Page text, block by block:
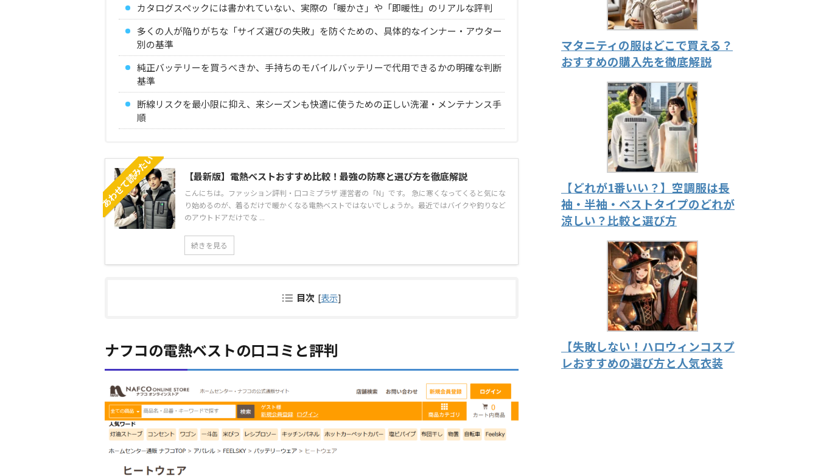
カタログスペックには書かれていない、実際の「暖かさ」や「即暖性」のリアルな評判
多くの人が陥りがちな「サイズ選びの失敗」を防ぐための、具体的なインナー・アウター
別の基準
純正バッテリーを買うべきか、手持ちのモバイルバッテリーで代用できるかの明確な判断
基準
断線リスクを最小限に抑え、来シーズンも快適に使うための正しい洗濯・メンテナンス手
順
あわせて読みたい 【最新版】電熱ベストおすすめ比較！最強の防寒と選び方を徹底解説
こんにちは。ファッション評判・口コミプラザ 運営者の「N」です。 急に寒くなってくると気にな
り始めるのが、着るだけで暖かくなる電熱ベストではないでしょうか。最近ではバイクや釣りなど
のアウトドアだけでな ...
続きを見る
目次 [表示]
ナフコの電熱ベストの口コミと評判
マタニティの服はどこで買える？
おすすめの購入先を徹底解説
【どれが1番いい？】空調服は長
袖・半袖・ベストタイプのどれが
涼しい？比較と選び方
【失敗しない！ハロウィンコスプ
レおすすめの選び方と人気衣装